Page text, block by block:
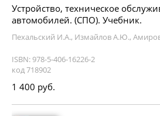
Устройство, техническое
автомобилей. (СПО). Учебник.
Пехальский И.А., Измайлов А.Ю.,
ISBN: 978-5-406-16226-2
код 718902
1 400 руб.